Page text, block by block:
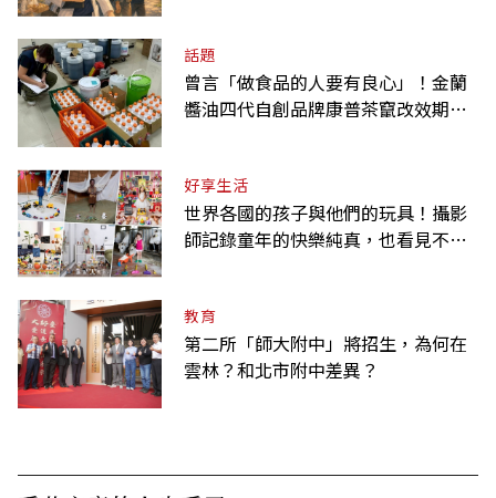
話題
曾言「做食品的人要有良心」！金蘭
醬油四代自創品牌康普茶竄改效期、
好享生活
世界各國的孩子與他們的玩具！攝影
師記錄童年的快樂純真，也看見不同
教育
第二所「師大附中」將招生，為何在
雲林？和北市附中差異？